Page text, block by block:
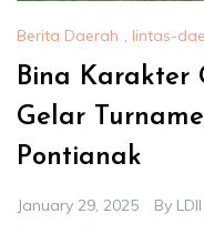
Berita Daerah , lintas-
Bina Karakter
Gelar
Pontianak
January 29, 2025 By